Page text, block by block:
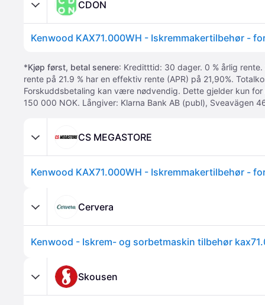
CDON
*Kjøp først, betal senere: Kreditttid: 30 dager. 0 % årlig rente.
rente på 21.9 % har en effektiv rente (APR) på 21,90%.
Forskuddsbetaling kan være nødvendig. Dette gjelder kun
150 000 NOK. Långiver: Klarna Bank AB (publ), Sveavägen
CS MEGASTORE
Cervera
Skousen